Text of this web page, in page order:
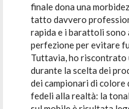
finale dona una
tatto davvero
rapida e i barattoli
perfezione per evitare
Tuttavia, ho riscontrato
durante la scelta dei
dei campionari di
fedeli alla realtà: la